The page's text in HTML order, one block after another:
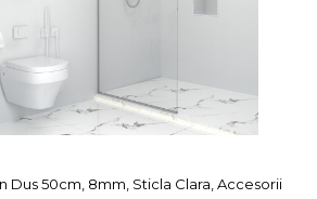
Dus 50cm, 8mm, Sticla Clara, Accesorii